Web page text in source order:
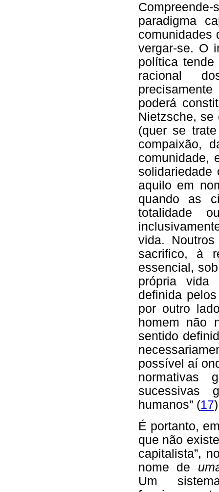
paradigma
comunidades
vergar-se. O
política
racional
poderá
Nietzsche,
(quer se
compaixão,
comunidade,
aquilo em
quando as
totalidade
vida.
sacrifico, à
essencial,
própria vida
definida
por outro
homem não
sentido
possível aí
normativas
sucessivas
humanos” (17
É portanto,
que não
capitalista”,
nome de
Um